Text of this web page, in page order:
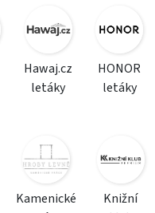
Hawaj.cz
letáky
HONOR
letáky
Kamenické
Knižní